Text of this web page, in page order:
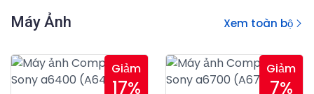
Máy Ảnh Xem toàn bộ
Giảm
17%
Giảm
7%